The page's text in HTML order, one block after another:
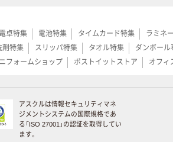
電卓特集 電池特集 タイムカード特集 ラミネ
剤特集 スリッパ特集 タオル特集 ダンボール
フォームショップ ポストイットストア オフィ
アスクルは情報セキュリティマネ
ジメントシステムの国際規格であ
る「ISO 27001」の認証を取得してい
ます。